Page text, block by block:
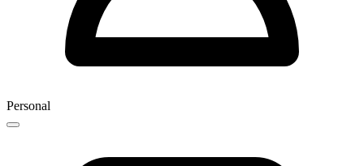
Personal